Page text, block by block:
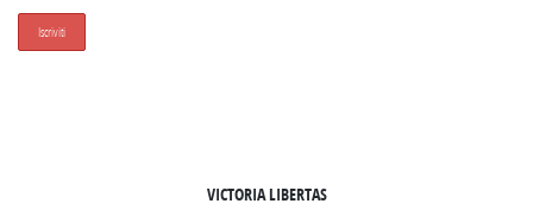
VICTORIA LIBERTAS